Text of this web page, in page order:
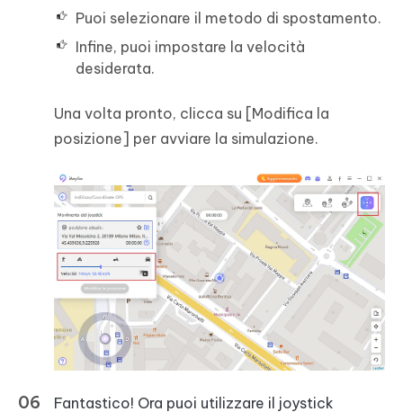
Puoi selezionare il metodo di spostamento.
Infine, puoi impostare la velocità
desiderata.
Una volta pronto, clicca su [Modifica la
posizione] per avviare la simulazione.
Fantastico! Ora puoi utilizzare il joystick